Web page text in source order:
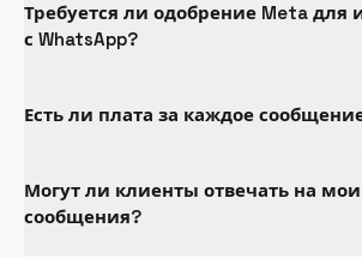
Требуется ли одобрение Meta для
с WhatsApp?
Есть ли плата за каждое
Могут ли клиенты отвечать на мои
сообщения?